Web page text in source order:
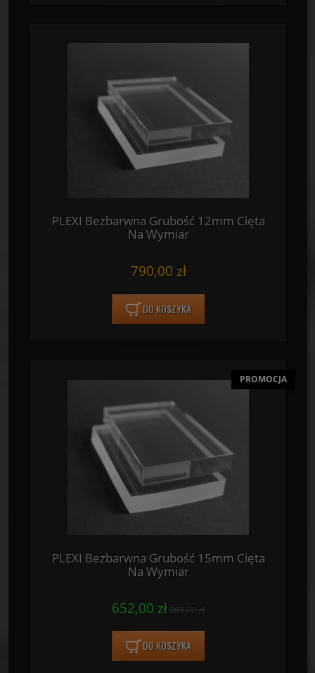
PLEXI Bezbarwna Grubość 12mm Cięta
Na Wymiar
790,00 zł
DO KOSZYKA
PLEXI Bezbarwna Grubość 15mm Cięta
Na Wymiar
652,00 zł983,00 zł
DO KOSZYKA
PROMOCJA